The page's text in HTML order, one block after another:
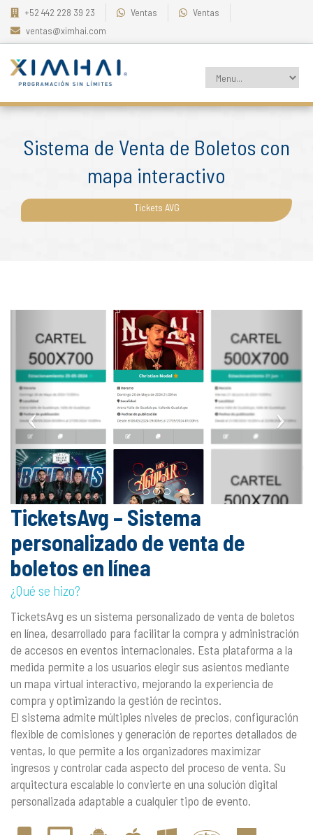
+52 442 228 39 23 Ventas
Ventas
ventas@ximhai.com
Sistema de Venta de Boletos con
mapa interactivo
Tickets AVG
TicketsAvg – Sistema
personalizado de venta de
boletos en línea
¿Qué se hizo?
TicketsAvg es un sistema personalizado de venta de boletos
en línea, desarrollado para facilitar la compra y administración
de accesos en eventos internacionales. Esta plataforma a la
medida permite a los usuarios elegir sus asientos mediante
un mapa virtual interactivo, mejorando la experiencia de
compra y optimizando la gestión de recintos.
El sistema admite múltiples niveles de precios, configuración
flexible de comisiones y generación de reportes detallados de
ventas, lo que permite a los organizadores maximizar
ingresos y controlar cada aspecto del proceso de venta. Su
arquitectura escalable lo convierte en una solución digital
personalizada adaptable a cualquier tipo de evento.